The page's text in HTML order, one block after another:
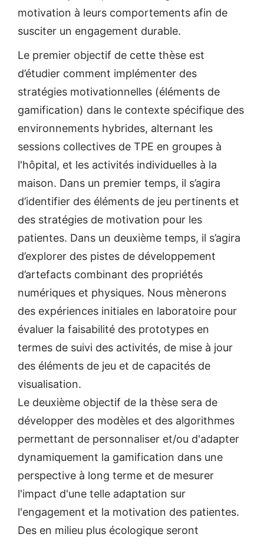
motivation à leurs comportements afin de
susciter un engagement durable.
Le premier objectif de cette thèse est
d’étudier comment implémenter des
stratégies motivationnelles (éléments de
gamification) dans le contexte spécifique des
environnements hybrides, alternant les
sessions collectives de TPE en groupes à
l'hôpital, et les activités individuelles à la
maison. Dans un premier temps, il s’agira
d’identifier des éléments de jeu pertinents et
des stratégies de motivation pour les
patientes. Dans un deuxième temps, il s’agira
d’explorer des pistes de développement
d’artefacts combinant des propriétés
numériques et physiques. Nous mènerons
des expériences initiales en laboratoire pour
évaluer la faisabilité des prototypes en
termes de suivi des activités, de mise à jour
des éléments de jeu et de capacités de
visualisation.
Le deuxième objectif de la thèse sera de
développer des modèles et des algorithmes
permettant de personnaliser et/ou d'adapter
dynamiquement la gamification dans une
perspective à long terme et de mesurer
l'impact d'une telle adaptation sur
l'engagement et la motivation des patientes.
Des en milieu plus écologique seront